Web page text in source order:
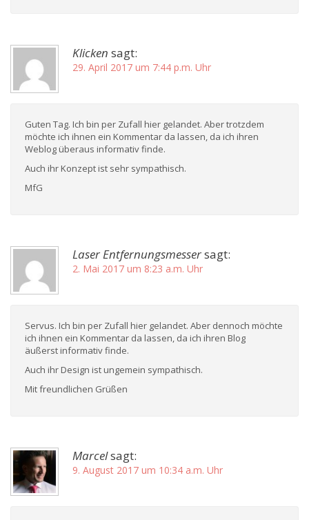
Klicken sagt:
29. April 2017 um 7:44 p.m. Uhr
Guten Tag. Ich bin per Zufall hier gelandet. Aber trotzdem
möchte ich ihnen ein Kommentar da lassen, da ich ihren
Weblog überaus informativ finde.
Auch ihr Konzept ist sehr sympathisch.
MfG
Laser Entfernungsmessersagt:
2. Mai 2017 um 8:23 a.m. Uhr
Servus. Ich bin per Zufall hier gelandet. Aber dennoch möchte
ich ihnen ein Kommentar da lassen, da ich ihren Blog
äußerst informativ finde.
Auch ihr Design ist ungemein sympathisch.
Mit freundlichen Grüßen
Marcelsagt:
9. August 2017 um 10:34 a.m. Uhr